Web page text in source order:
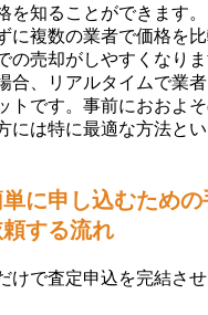
を知ることができます
に複数の業者で価格を
の売却がしやすくなり
合、リアルタイムで業
トです。事前におおよ
には特に最適な方法とい
に申し込むため
する流れ
けで査定申込を完結さ